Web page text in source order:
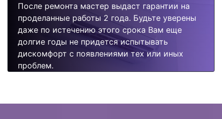
После ремонта мастер выдаст гарантии на
проделанные работы 2 года. Будьте уверены
даже по истечению этого срока Вам еще
долгие годы не придется испытывать
дискомфорт с появлениями тех или иных
проблем.